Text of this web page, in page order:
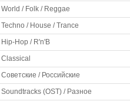
World / Folk / Reggae
Techno / House / Trance
Hip-Hop / R'n'B
Classical
Советские / Российские
Soundtracks (OST) / Разное